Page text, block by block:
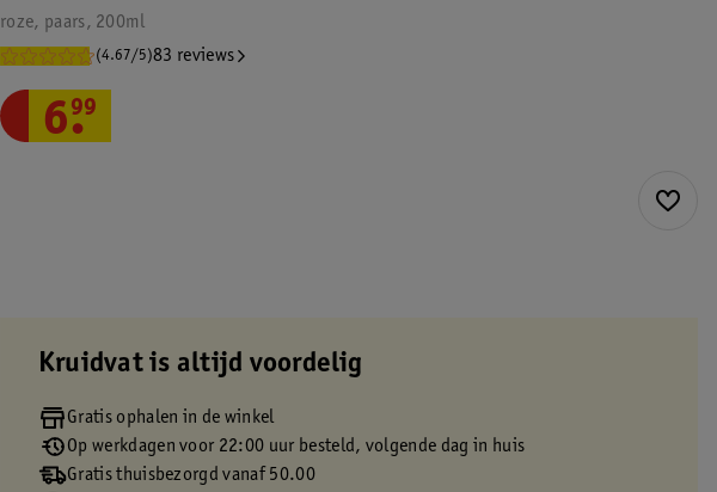
roze, paars, 200ml
(4.67/5)83 reviews
6.
99
Kruidvat is altijd voordelig
Gratis ophalen in de winkel
Op werkdagen voor 22:00 uur besteld, volgende dag in huis
Gratis thuisbezorgd vanaf 50.00